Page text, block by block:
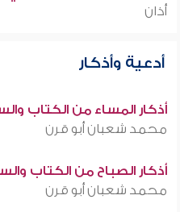
أذان
أدعية وأذكار
أذكار المساء من الكتاب
محمد شعبان أبو قرن
أذكار الصباح من الكتاب
محمد شعبان أبو قرن